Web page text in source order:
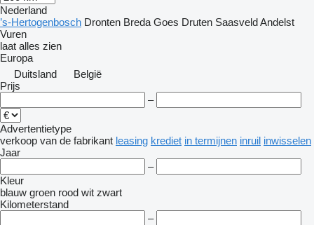
Nederland
’s-Hertogenbosch Dronten Breda Goes Druten SaasveldAndelst
Vuren
laat alles zien
Europa
Duitsland
België
Prijs
–
Advertentietype
verkoop van de fabrikant leasing krediet in termijnen inruil inwisselen
Jaar
–
Kleur
blauw groen rood wit zwart
Kilometerstand
–